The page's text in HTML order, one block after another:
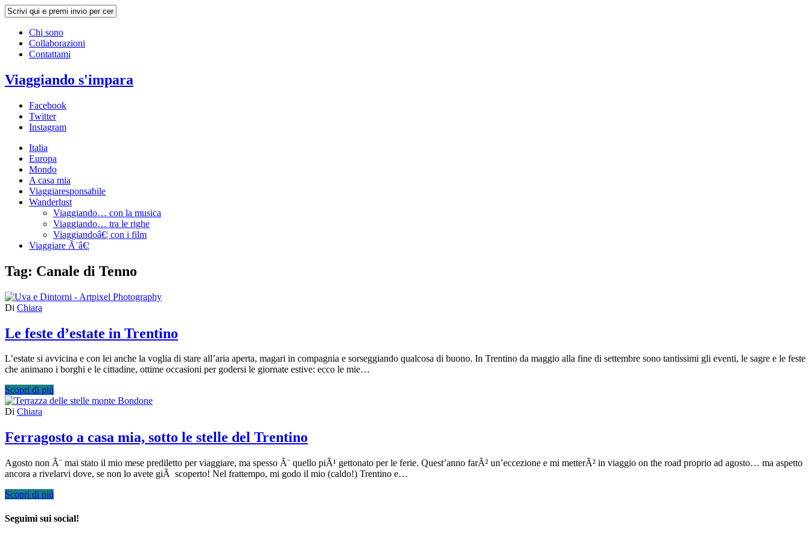
Chi sono
Collaborazioni
Contattami
Viaggiando s'impara
Facebook
Twitter
Instagram
Italia
Europa
Mondo
A casa mia
Viaggiaresponsabile
Wanderlust
Viaggiando… con la musica
Viaggiando… tra le righe
Viaggiandoâ€¦ con i film
Viaggiare Ã¨â€¦
Tag: Canale di Tenno
Di Chiara
Le feste d’estate in Trentino
L’estate si avvicina e con lei anche la voglia di stare all’aria aperta, magari in compagnia e sorseggiando qualcosa di buono. In Trentino da maggio alla fine di settembre sono tantissimi gli eventi, le sagre e le feste
che animano i borghi e le cittadine, ottime occasioni per godersi le giornate estive: ecco le mie…
Scopri di più
Di Chiara
Ferragosto a casa mia, sotto le stelle del Trentino
Agosto non Ã¨ mai stato il mio mese prediletto per viaggiare, ma spesso Ã¨ quello piÃ¹ gettonato per le ferie. Quest’anno farÃ² un’eccezione e mi metterÃ² in viaggio on the road proprio ad agosto… ma aspetto
ancora a rivelarvi dove, se non lo avete giÃ scoperto! Nel frattempo, mi godo il mio (caldo!) Trentino e…
Scopri di più
Seguimi sui social!